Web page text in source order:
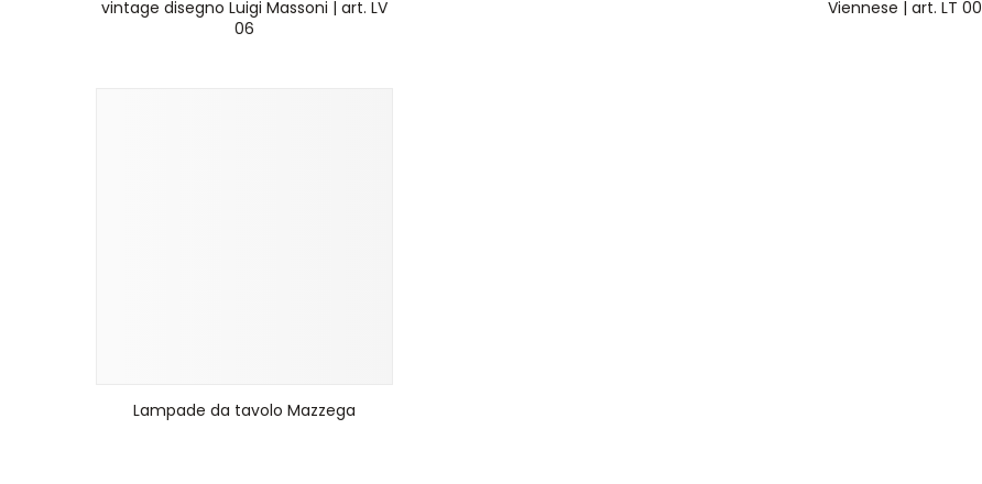
vintage disegno Luigi Massoni | art. LV
06
Viennese | art. LT 00
Lampade da tavolo Mazzega